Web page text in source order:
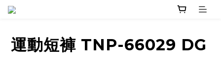
運動短褲 TNP-66029 DG